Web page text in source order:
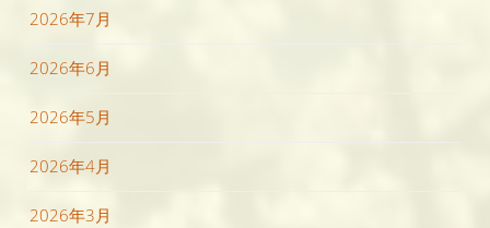
2026年7月
2026年6月
2026年5月
2026年4月
2026年3月